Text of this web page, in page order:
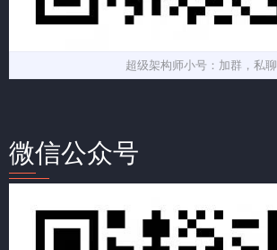
超级架构师小号：加群，私聊
微信公众号